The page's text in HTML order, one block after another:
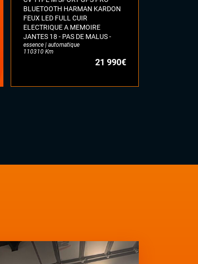
BLUETOOTH HARMAN KARDON
FEUX LED FULL CUIR
ELECTRIQUE A MEMOIRE
JANTES 18 - PAS DE MALUS -
essence | automatique
110310 Km
21 990€